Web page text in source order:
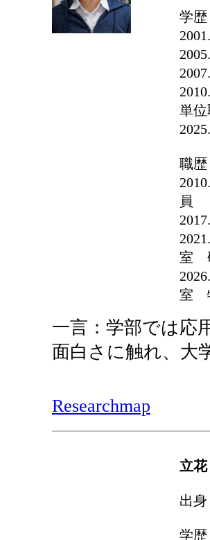
学歴
単
職歴
員
室
室
一言：学部では応
面白さに触れ、大
Researchmap
立
出
学歴